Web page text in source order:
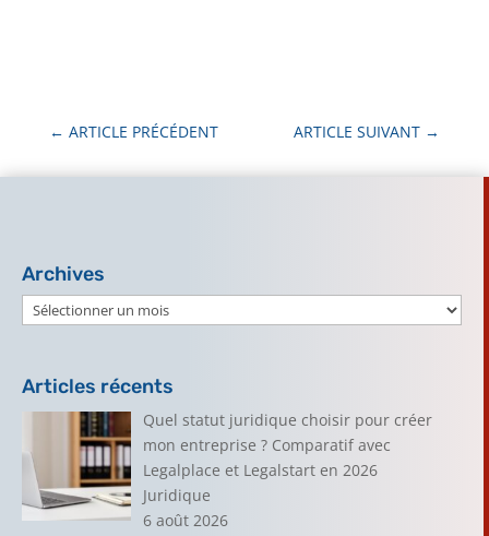
← ARTICLE PRÉCÉDENT ARTICLE SUIVANT →
Archives
Archives
Articles récents
Quel statut juridique choisir pour créer
mon entreprise ? Comparatif avec
Legalplace et Legalstart en 2026
Juridique
6 août 2026